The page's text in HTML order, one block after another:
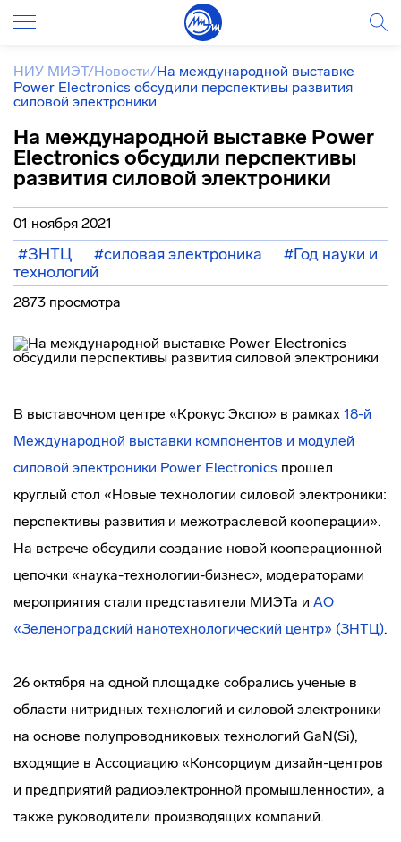
НИУ МИЭТ/Новости/На международной выставке
Power Electronics обсудили перспективы развития
силовой электроники
На международной выставке Power
Electronics обсудили перспективы
развития силовой электроники
01 ноября 2021
#ЗНТЦ #силовая электроника
#Год науки и
технологий
2873 просмотра
В выставочном центре «Крокус Экспо» в рамках 18-й
Международной выставки компонентов и модулей
силовой электроники Power Electronics прошел
круглый стол «Новые технологии силовой электроники:
перспективы развития и межотраслевой кооперации».
На встрече обсудили создание новой кооперационной
цепочки «наука-технологии-бизнес», модераторами
мероприятия стали представители МИЭТа и АО
«Зеленоградский нанотехнологический центр» (ЗНТЦ).
26 октября на одной площадке собрались ученые в
области нитридных технологий и силовой электроники
на основе полупроводниковых технологий GaN(Si),
входящие в Ассоциацию «Консорциум дизайн-центров
и предприятий радиоэлектронной промышленности», а
также руководители производящих компаний.